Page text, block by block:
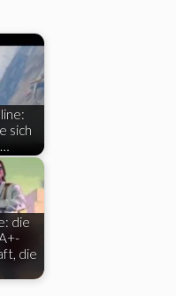
sich
die
die